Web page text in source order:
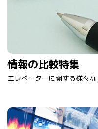
情報の比較特集
エレベーターに関する様々